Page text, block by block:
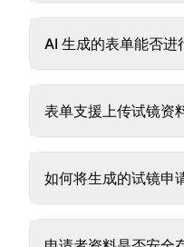
AI 生成的表单能否进
表单支援上传试镜资
如何将生成的试镜申